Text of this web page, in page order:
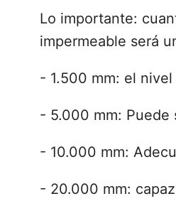
Lo importante:
impermeable será
- 1.500 mm: el
- 5.000 mm: Puede
- 10.000 mm:
- 20.000 mm: